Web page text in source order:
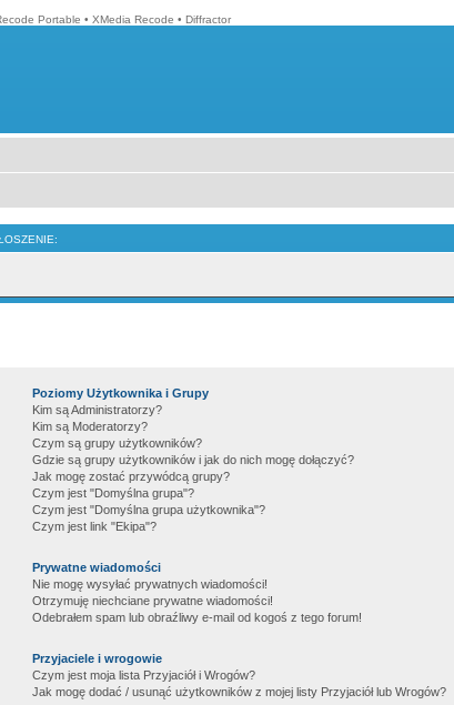
Portable • XMedia Recode • Diffractor
Poziomy Użytkownika i Grupy
Kim są Administratorzy?
Kim są Moderatorzy?
Czym są grupy użytkowników?
Gdzie są grupy użytkowników i jak do nich mogę dołączyć?
Jak mogę zostać przywódcą grupy?
Czym jest "Domyślna grupa"?
Czym jest "Domyślna grupa użytkownika"?
Czym jest link "Ekipa"?
Prywatne wiadomości
Nie mogę wysyłać prywatnych wiadomości!
Otrzymuję niechciane prywatne wiadomości!
Odebrałem spam lub obraźliwy e-mail od kogoś z tego forum!
Przyjaciele i wrogowie
Czym jest moja lista Przyjaciół i Wrogów?
Jak mogę dodać / usunąć użytkowników z mojej listy Przyjaciół lub Wrogów?